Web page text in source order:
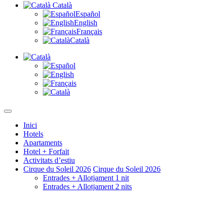
Català
Español
English
Français
Català
Inici
Hotels
Apartaments
Hotel + Forfait
Activitats d’estiu
Cirque du Soleil 2026 Cirque du Soleil 2026
Entrades + Allotjament 1 nit
Entrades + Allotjament 2 nits